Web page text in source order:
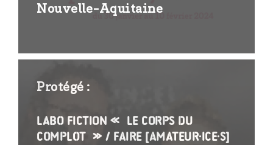
Nouvelle-Aquitaine
Protégé :
Labo fiction « Le corps du
complot » / faire [amateur·ice·s]